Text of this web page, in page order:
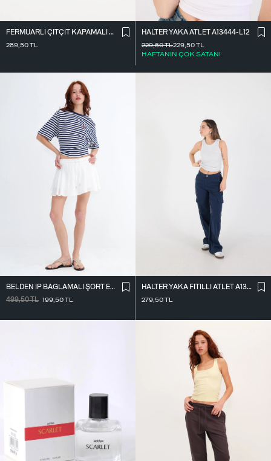
FERMUARLI ÇITÇIT KAPAMALI CÜZDAN CZDN118-F6
289,50TL
HALTER YAKA ATLET A13444-L12
229,50TL
HAFTANIN ÇOK SATANI
229,50TL
BELDEN İ̇P BAĞLAMALI ŞORT ETEK Ş16072-L7
499,50TL 199,50TL
HALTER YAKA FITILLI ATLET A13294-L7
279,50TL